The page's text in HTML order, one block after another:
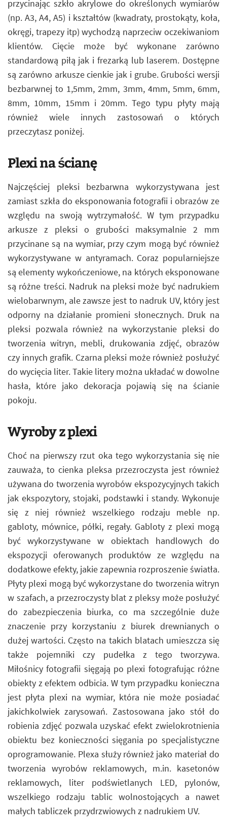
przycinając szkło akrylowe do określonych wymiarów
(np. A3, A4, A5) i kształtów (kwadraty, prostokąty, koła,
okręgi, trapezy itp) wychodzą naprzeciw oczekiwaniom
klientów. Cięcie może być wykonane zarówno
standardową piłą jak i frezarką lub laserem. Dostępne
są zarówno arkusze cienkie jak i grube. Grubości wersji
bezbarwnej to 1,5mm, 2mm, 3mm, 4mm, 5mm, 6mm,
8mm, 10mm, 15mm i 20mm. Tego typu płyty mają
również wiele innych zastosowań o których
przeczytasz poniżej.
Plexi na ścianę
Najczęściej pleksi bezbarwna wykorzystywana jest
zamiast szkła do eksponowania fotografii i obrazów ze
względu na swoją wytrzymałość. W tym przypadku
arkusze z pleksi o grubości maksymalnie 2 mm
przycinane są na wymiar, przy czym mogą być również
wykorzystywane w antyramach. Coraz popularniejsze
są elementy wykończeniowe, na których eksponowane
są różne treści. Nadruk na pleksi może być nadrukiem
wielobarwnym, ale zawsze jest to nadruk UV, który jest
odporny na działanie promieni słonecznych. Druk na
pleksi pozwala również na wykorzystanie pleksi do
tworzenia witryn, mebli, drukowania zdjęć, obrazów
czy innych grafik. Czarna pleksi może również posłużyć
do wycięcia liter. Takie litery można układać w dowolne
hasła, które jako dekoracja pojawią się na ścianie
pokoju.
Wyroby z plexi
Choć na pierwszy rzut oka tego wykorzystania się nie
zauważa, to cienka pleksa przezroczysta jest również
używana do tworzenia wyrobów ekspozycyjnych takich
jak ekspozytory, stojaki, podstawki i standy. Wykonuje
się z niej również wszelkiego rodzaju meble np.
gabloty, mównice, półki, regały. Gabloty z plexi mogą
być wykorzystywane w obiektach handlowych do
ekspozycji oferowanych produktów ze względu na
dodatkowe efekty, jakie zapewnia rozproszenie światła.
Płyty plexi mogą być wykorzystane do tworzenia witryn
w szafach, a przezroczysty blat z pleksy może posłużyć
do zabezpieczenia biurka, co ma szczególnie duże
znaczenie przy korzystaniu z biurek drewnianych o
dużej wartości. Często na takich blatach umieszcza się
także pojemniki czy pudełka z tego tworzywa.
Miłośnicy fotografii sięgają po plexi fotografując różne
obiekty z efektem odbicia. W tym przypadku konieczna
jest płyta plexi na wymiar, która nie może posiadać
jakichkolwiek zarysowań. Zastosowana jako stół do
robienia zdjęć pozwala uzyskać efekt zwielokrotnienia
obiektu bez konieczności sięgania po specjalistyczne
oprogramowanie. Plexa służy również jako materiał do
tworzenia wyrobów reklamowych, m.in. kasetonów
reklamowych, liter podświetlanych LED, pylonów,
wszelkiego rodzaju tablic wolnostojących a nawet
małych tabliczek przydrzwiowych z nadrukiem UV.